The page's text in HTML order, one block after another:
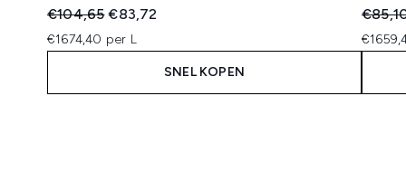
Recommended Retail Price:
€104,65Huidige prijs:
€83,72
€1674,40 per L
SNEL KOPEN